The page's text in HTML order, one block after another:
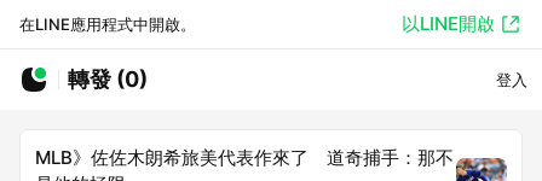
在LINE應用程式中開啟。 以LINE開啟
轉發 (0) 登入
MLB》佐佐木朗希旅美代表作來了 道奇捕手：那不